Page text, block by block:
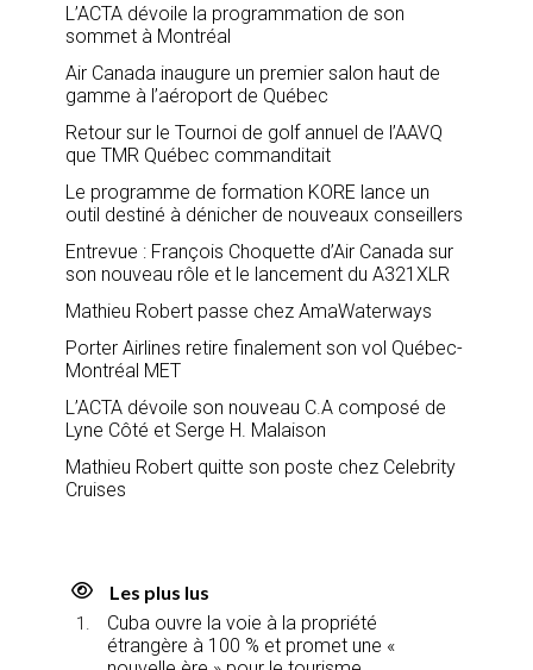
L’ACTA dévoile la programmation de son
sommet à Montréal
Air Canada inaugure un premier salon haut de
gamme à l’aéroport de Québec
Retour sur le Tournoi de golf annuel de l’AAVQ
que TMR Québec commanditait
Le programme de formation KORE lance un
outil destiné à dénicher de nouveaux conseillers
Entrevue : François Choquette d’Air Canada sur
son nouveau rôle et le lancement du A321XLR
Mathieu Robert passe chez AmaWaterways
Porter Airlines retire finalement son vol Québec-
Montréal MET
L’ACTA dévoile son nouveau C.A composé de
Lyne Côté et Serge H. Malaison
Mathieu Robert quitte son poste chez Celebrity
Cruises
Les plus lus
Cuba ouvre la voie à la propriété
étrangère à 100 % et promet une «